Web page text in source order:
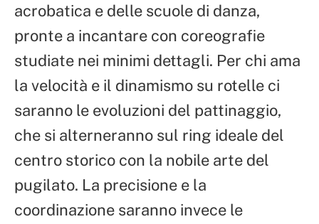
acrobatica e delle scuole di danza,
pronte a incantare con coreografie
studiate nei minimi dettagli. Per chi ama
la velocità e il dinamismo su rotelle ci
saranno le evoluzioni del pattinaggio,
che si alterneranno sul ring ideale del
centro storico con la nobile arte del
pugilato. La precisione e la
coordinazione saranno invece le